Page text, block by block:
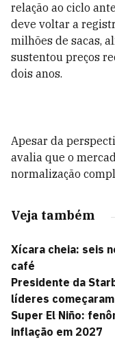
relação ao ciclo
deve voltar a
milhões de sacas,
sustentou preços
dois anos.
Apesar da
avalia que o
normalização
Veja também
Xícara cheia: seis
café
Presidente da
líderes
Super El Niño:
inflação em 2027